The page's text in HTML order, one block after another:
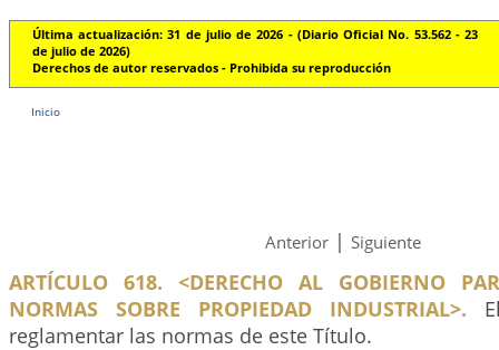
Última actualización: 31 de julio de 2026 - (Diario Oficial No. 53.562 - 23
de julio de 2026)
Derechos de autor reservados - Prohibida su reproducción
Inicio
Anterior | Siguiente
ARTÍCULO 618. <DERECHO AL GOBIERNO
NORMAS SOBRE PROPIEDAD INDUSTRIAL>.
reglamentar las normas de este Título.